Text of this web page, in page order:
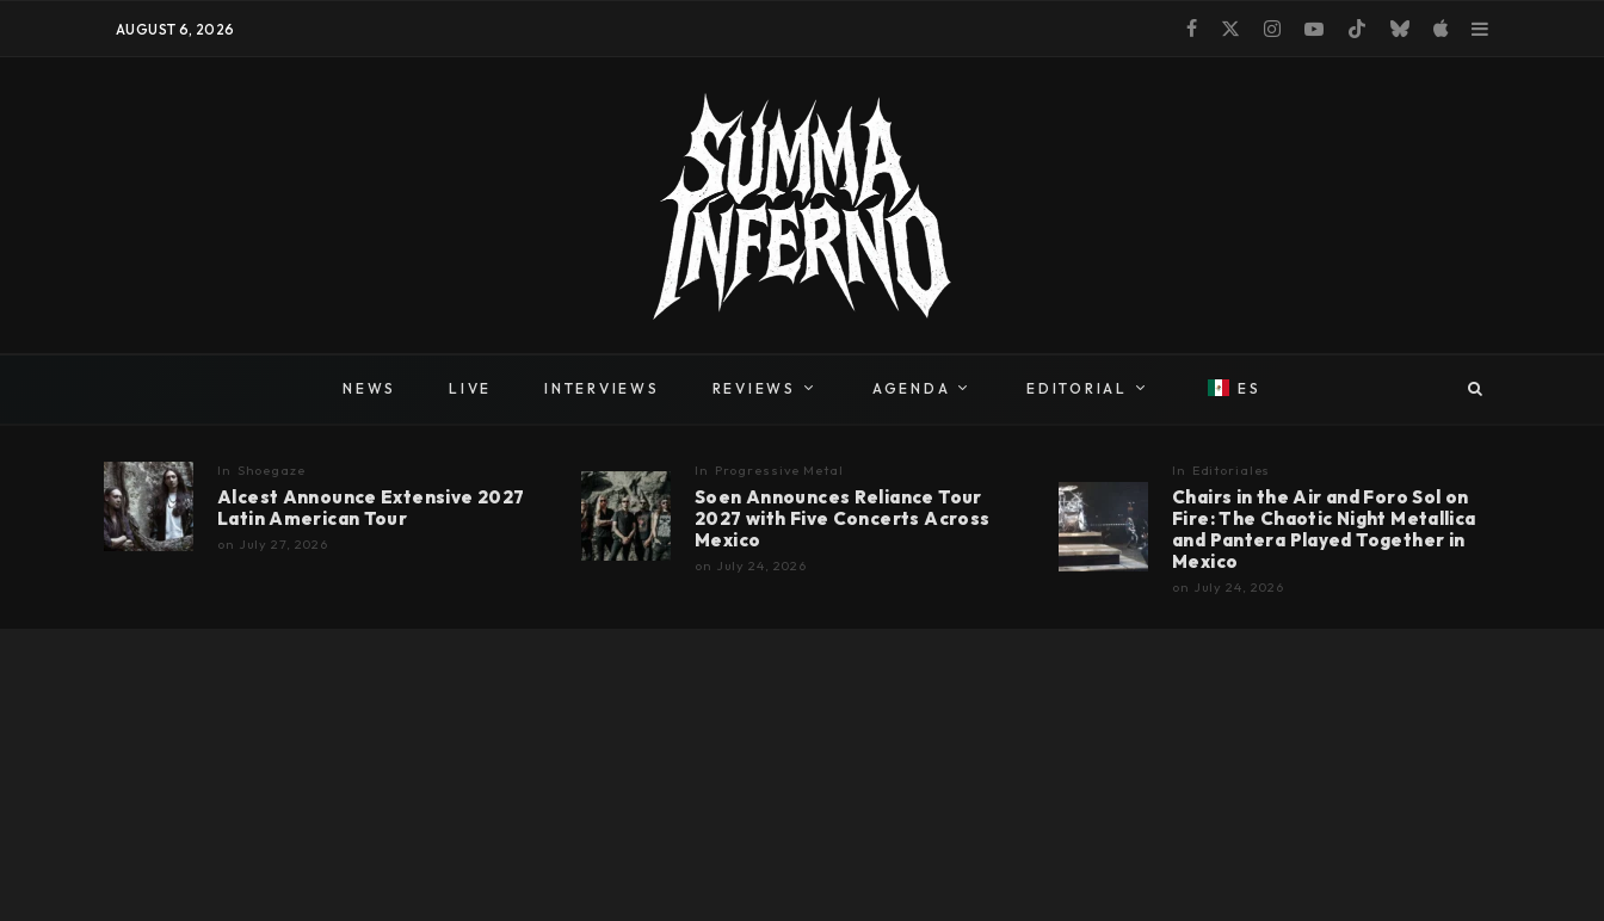
AUGUST 6, 2026
NEWS LIVE INTERVIEWS REVIEWS AGENDA EDITORIAL ES
In Shoegaze
Alcest Announce Extensive 2027
Latin American Tour
on July 27, 2026
In Progressive Metal
Soen Announces Reliance Tour
2027 with Five Concerts Across
Mexico
on July 24, 2026
In Editoriales
Chairs in the Air and Foro Sol on
Fire: The Chaotic Night Metallica
and Pantera Played Together in
Mexico
on July 24, 2026